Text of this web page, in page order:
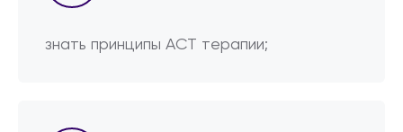
знать принципы ACT терапии;